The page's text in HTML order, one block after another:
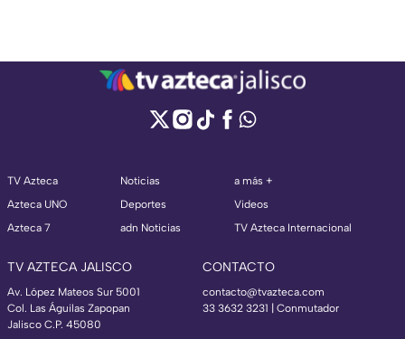
TV Azteca
Azteca UNO
Azteca 7
Noticias
Deportes
adn Noticias
a más +
Videos
TV Azteca Internacional
TV AZTECA JALISCO
Av. López Mateos Sur 5001
Col. Las Águilas Zapopan
Jalisco C.P. 45080
CONTACTO
contacto@tvazteca.com
33 3632 3231 | Conmutador